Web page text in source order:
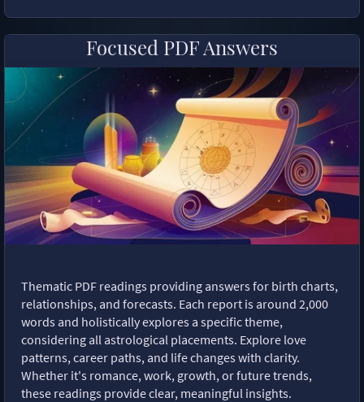
Focused PDF Answers
Thematic PDF readings providing answers for birth charts,
relationships, and forecasts. Each report is around 2,000
words and holistically explores a specific theme,
considering all astrological placements. Explore love
patterns, career paths, and life changes with clarity.
Whether it's romance, work, growth, or future trends,
these readings provide clear, meaningful insights.